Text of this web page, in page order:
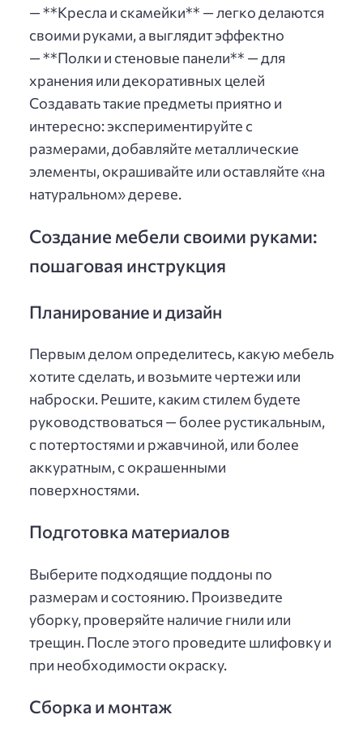
— **Кресла и скамейки** — легко делаются
своими руками, а выглядит эффектно
— **Полки и стеновые панели** — для
хранения или декоративных целей
Создавать такие предметы приятно и
интересно: экспериментируйте с
размерами, добавляйте металлические
элементы, окрашивайте или оставляйте «на
натуральном» дереве.
Создание мебели своими руками:
пошаговая инструкция
Планирование и дизайн
Первым делом определитесь, какую мебель
хотите сделать, и возьмите чертежи или
наброски. Решите, каким стилем будете
руководствоваться — более рустикальным,
с потертостями и ржавчиной, или более
аккуратным, с окрашенными
поверхностями.
Подготовка материалов
Выберите подходящие поддоны по
размерам и состоянию. Произведите
уборку, проверяйте наличие гнили или
трещин. После этого проведите шлифовку и
при необходимости окраску.
Сборка и монтаж